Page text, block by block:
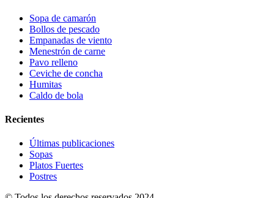
Sopa de camarón
Bollos de pescado
Empanadas de viento
Menestrón de carne
Pavo relleno
Ceviche de concha
Humitas
Caldo de bola
Recientes
Últimas publicaciones
Sopas
Platos Fuertes
Postres